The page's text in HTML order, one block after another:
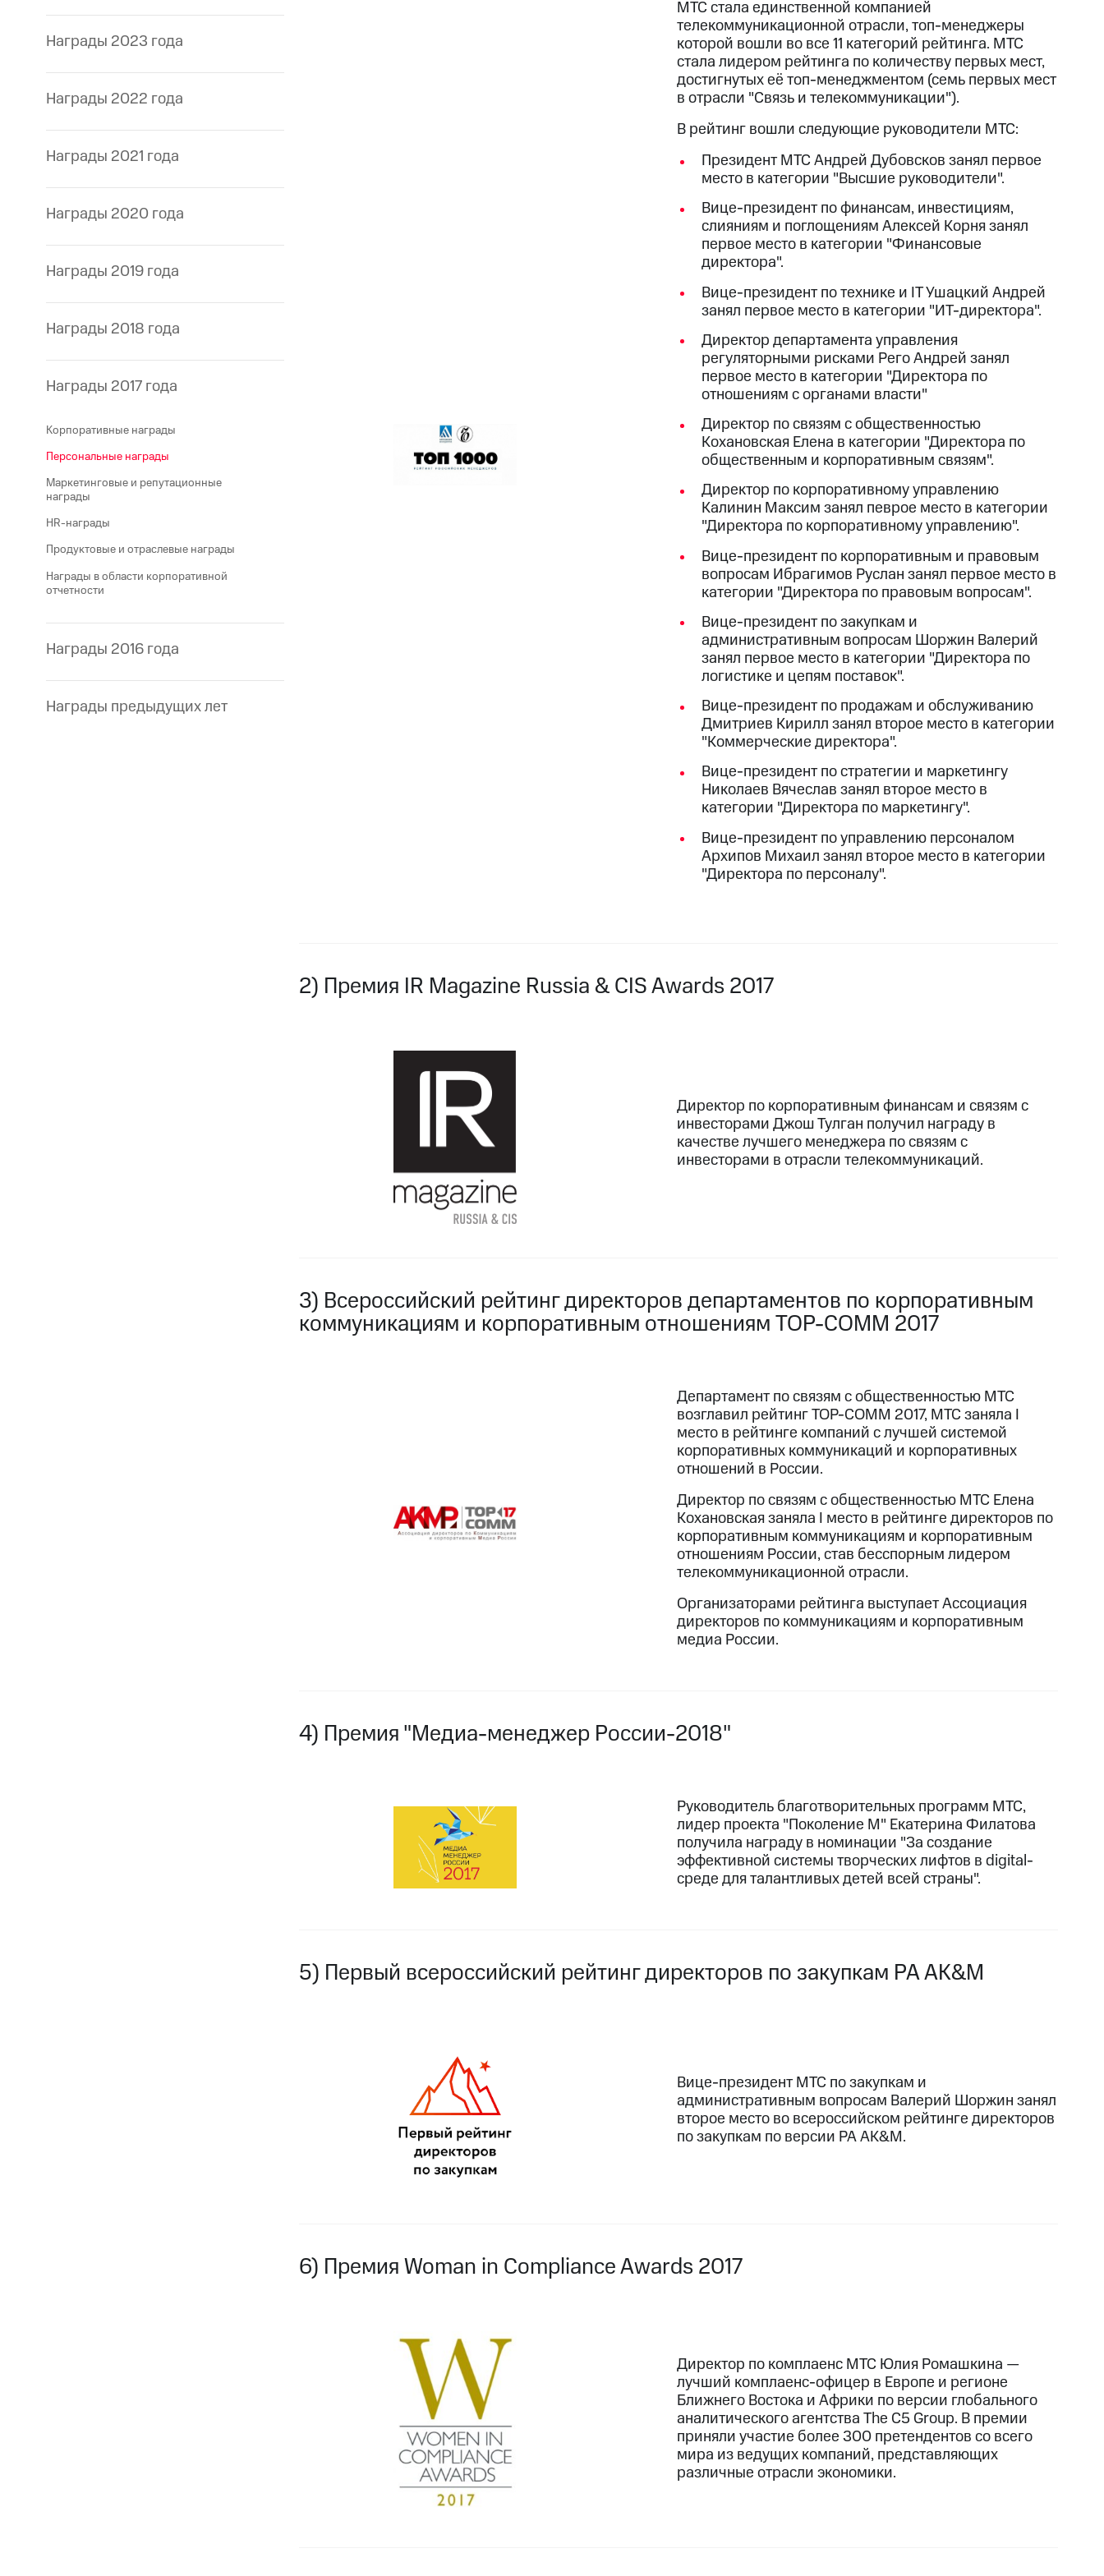
Награды 2023 года
Награды 2022 года
Награды 2021 года
Награды 2020 года
Награды 2019 года
Награды 2018 года
Награды 2017 года
Корпоративные награды
Персональные награды
Маркетинговые и репутационные
награды
HR-награды
Продуктовые и отраслевые награды
Награды в области корпоративной
отчетности
Награды 2016 года
Награды предыдущих лет
МТС стала единственной компанией
телекоммуникационной отрасли, топ-менеджеры
которой вошли во все 11 категорий рейтинга. МТС
стала лидером рейтинга по количеству первых мест,
достигнутых её топ-менеджментом (семь первых мест
в отрасли "Связь и телекоммуникации").
В рейтинг вошли следующие руководители МТС:
Президент МТС Андрей Дубовсков занял первое
место в категории "Высшие руководители".
Вице-президент по финансам, инвестициям,
слияниям и поглощениям Алексей Корня занял
первое место в категории "Финансовые
директора".
Вице-президент по технике и IT Ушацкий Андрей
занял первое место в категории "ИТ-директора".
Директор департамента управления
регуляторными рисками Рего Андрей занял
первое место в категории "Директора по
отношениям с органами власти"
Директор по связям с общественностью
Кохановская Елена в категории "Директора по
общественным и корпоративным связям".
Директор по корпоративному управлению
Калинин Максим занял певрое место в категории
"Директора по корпоративному управлению".
Вице-президент по корпоративным и правовым
вопросам Ибрагимов Руслан занял первое место в
категории "Директора по правовым вопросам".
Вице-президент по закупкам и
административным вопросам Шоржин Валерий
занял первое место в категории "Директора по
логистике и цепям поставок".
Вице-президент по продажам и обслуживанию
Дмитриев Кирилл занял второе место в категории
"Коммерческие директора".
Вице-президент по стратегии и маркетингу
Николаев Вячеслав занял второе место в
категории "Директора по маркетингу".
Вице-президент по управлению персоналом
Архипов Михаил занял второе место в категории
"Директора по персоналу".
2) Премия IR Magazine Russia & CIS Awards 2017
Директор по корпоративным финансам и связям с
инвесторами Джош Тулган получил награду в
качестве лучшего менеджера по связям с
инвесторами в отрасли телекоммуникаций.
3) Всероссийский рейтинг директоров департаментов по корпоративным
коммуникациям и корпоративным отношениям TOP-COMM 2017
Департамент по связям с общественностью МТС
возглавил рейтинг TOP-COMM 2017, МТС заняла I
место в рейтинге компаний с лучшей системой
корпоративных коммуникаций и корпоративных
отношений в России.
Директор по связям с общественностью МТС Елена
Кохановская заняла I место в рейтинге директоров по
корпоративным коммуникациям и корпоративным
отношениям России, став бесспорным лидером
телекоммуникационной отрасли.
Организаторами рейтинга выступает Ассоциация
директоров по коммуникациям и корпоративным
медиа России.
4) Премия "Медиа-менеджер России-2018"
Руководитель благотворительных программ МТС,
лидер проекта "Поколение М" Екатерина Филатова
получила награду в номинации "За создание
эффективной системы творческих лифтов в digital-
среде для талантливых детей всей страны".
5) Первый всероссийский рейтинг директоров по закупкам РА AK&M
Вице-президент МТС по закупкам и
административным вопросам Валерий Шоржин занял
второе место во всероссийском рейтинге директоров
по закупкам по версии РА AK&M.
6) Премия Woman in Compliance Awards 2017
Директор по комплаенс МТС Юлия Ромашкина —
лучший комплаенс-офицер в Европе и регионе
Ближнего Востока и Африки по версии глобального
аналитического агентства The C5 Group. В премии
приняли участие более 300 претендентов со всего
мира из ведущих компаний, представляющих
различные отрасли экономики.